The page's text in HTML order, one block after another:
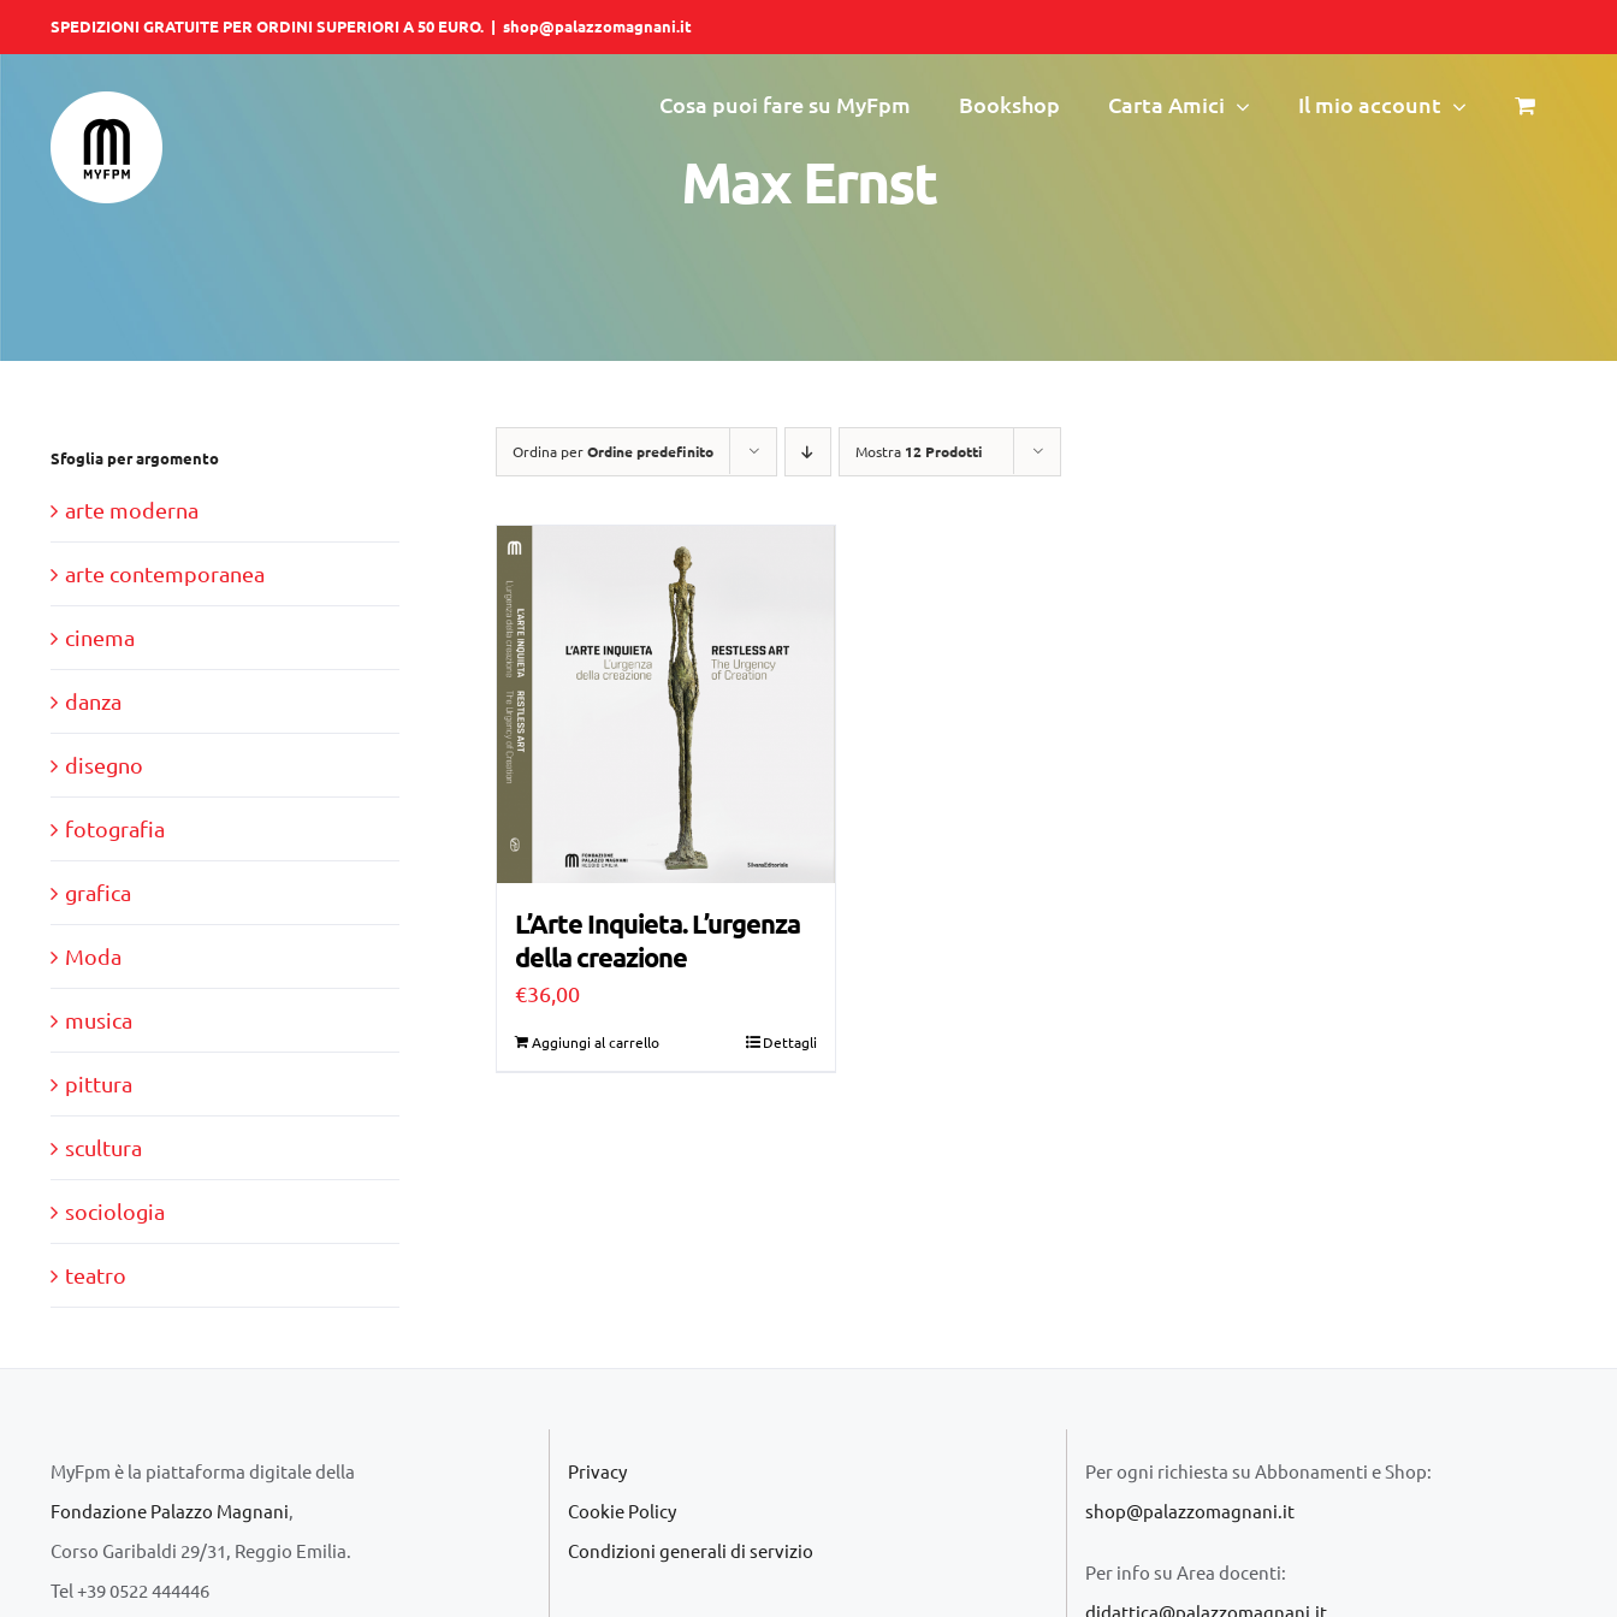
al
contenuto
SPEDIZIONI GRATUITE PER ORDINI SUPERIORI A 50 EURO. | shop@palazzomagnani.it
Cosa puoi fare su MyFpm Bookshop Carta Amici Il mio account
Max Ernst
Ordina perOrdine predefinito Mostra 12 Prodotti
L’Arte Inquieta. L’urgenza
della creazione
€36,00
Aggiungi al carrello Dettagli
Sfoglia per argomento
arte moderna
arte contemporanea
cinema
danza
disegno
fotografia
grafica
Moda
musica
pittura
scultura
sociologia
teatro
MyFpm è la piattaforma digitale della
Fondazione Palazzo Magnani
Corso Garibaldi 29/31, Reggio Emilia.
Tel +39 0522 444446
Privacy
Cookie Policy
Condizioni generali di servizio
Per ogni richiesta su Abbonamenti e Shop:
shop@palazzomagnani.it
Per info su Area docenti:
didattica@palazzomagnani.it